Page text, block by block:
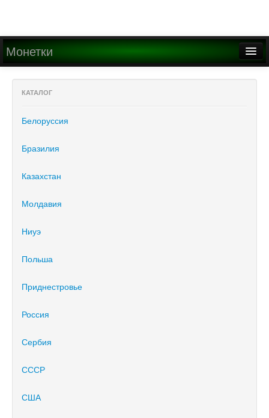
Монетки
О проекте
Медиа
Написать письмо
КАТАЛОГ
Белоруссия
Бразилия
Казахстан
Молдавия
Ниуэ
Польша
Приднестровье
Россия
Сербия
СССР
США